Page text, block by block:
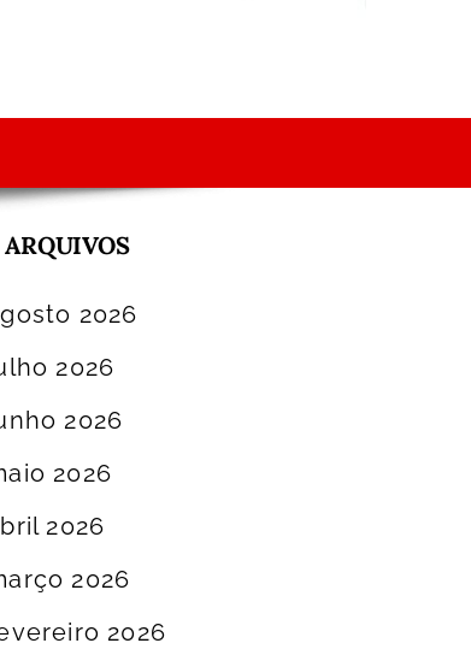
ARQUIVOS
2026
2026
2026
2026
2026
2026
2026